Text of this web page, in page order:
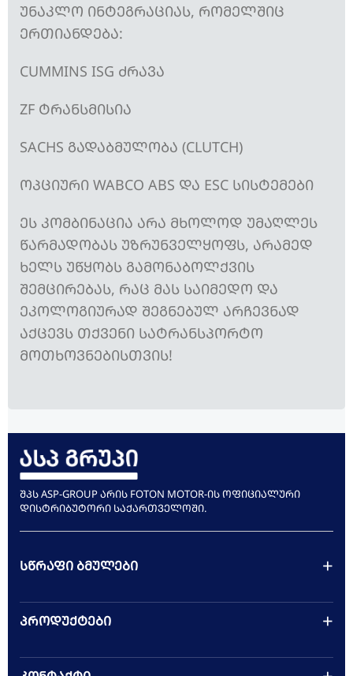
ᲣᲜᲐᲙᲚᲝ ᲘᲜᲢᲔᲒᲠᲐᲪᲘᲐᲡ, ᲠᲝᲛᲔᲚᲨᲘᲪ
ᲔᲠᲗᲘᲐᲜᲓᲔᲑᲐ:
CUMMINS ISG ᲫᲠᲐᲕᲐ
ZF ᲢᲠᲐᲜᲡᲛᲘᲡᲘᲐ
SACHS ᲒᲐᲓᲐᲑᲛᲣᲚᲝᲑᲐ (CLUTCH)
ᲝᲞᲪᲘᲣᲠᲘ WABCO ABS ᲓᲐ ESC ᲡᲘᲡᲢᲔᲛᲔᲑᲘ
ᲔᲡ ᲙᲝᲛᲑᲘᲜᲐᲪᲘᲐ ᲐᲠᲐ ᲛᲮᲝᲚᲝᲓ ᲣᲛᲐᲦᲚᲔᲡ
ᲬᲐᲠᲛᲐᲓᲝᲑᲐᲡ ᲣᲖᲠᲣᲜᲕᲔᲚᲧᲝᲤᲡ, ᲐᲠᲐᲛᲔᲓ
ᲮᲔᲚᲡ ᲣᲬᲧᲝᲑᲡ ᲒᲐᲛᲝᲜᲐᲑᲝᲚᲥᲕᲘᲡ
ᲨᲔᲛᲪᲘᲠᲔᲑᲐᲡ, ᲠᲐᲪ ᲛᲐᲡ ᲡᲐᲘᲛᲔᲓᲝ ᲓᲐ
ᲔᲙᲝᲚᲝᲒᲘᲣᲠᲐᲓ ᲨᲔᲒᲜᲔᲑᲣᲚ ᲐᲠᲩᲔᲕᲜᲐᲓ
ᲐᲥᲪᲔᲕᲡ ᲗᲥᲕᲔᲜᲘ ᲡᲐᲢᲠᲐᲜᲡᲞᲝᲠᲢᲝ
ᲛᲝᲗᲮᲝᲕᲜᲔᲑᲘᲡᲗᲕᲘᲡ!
ᲨᲞᲡ ASP-GROUP ᲐᲠᲘᲡ FOTON MOTOR-ᲘᲡ ᲝᲤᲘᲪᲘᲐᲚᲣᲠᲘ
ᲓᲘᲡᲢᲠᲘᲑᲣᲢᲝᲠᲘ ᲡᲐᲥᲐᲠᲗᲕᲔᲚᲝᲨᲘ.
ᲡᲬᲠᲐᲤᲘ ᲑᲛᲣᲚᲔᲑᲘ
ასპ გრუპი
ᲞᲠᲝᲓᲣᲥᲢᲔᲑᲘ
საშუალო და მძიმე სატვირთოები